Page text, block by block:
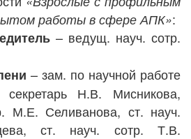
работы в сфере АПК»:
– ведущ. науч. сотр.
– зам. по научной работе
Н.В. Мисникова,
М.Е. Селиванова, ст. науч.
ст. науч. сотр. Т.В.